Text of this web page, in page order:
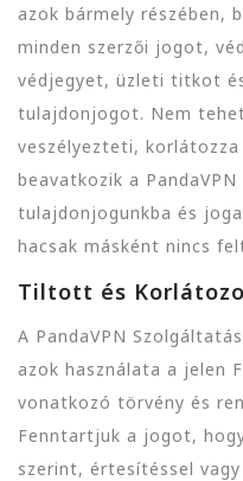
azok bármely részében,
minden szerzői jogot,
védjegyet, üzleti titkot
tulajdonjogot. Nem
veszélyezteti,
beavatkozik a
tulajdonjogunkba és
hacsak másként nincs
Tiltott és
A PandaVPN
azok használata a jelen
vonatkozó törvény és
Fenntartjuk a jogot,
szerint, értesítéssel